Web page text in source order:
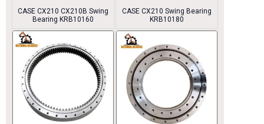
CASE CX210 CX210B Swing
Bearing KRB10160
CASE CX210 Swing Bearing
KRB10180